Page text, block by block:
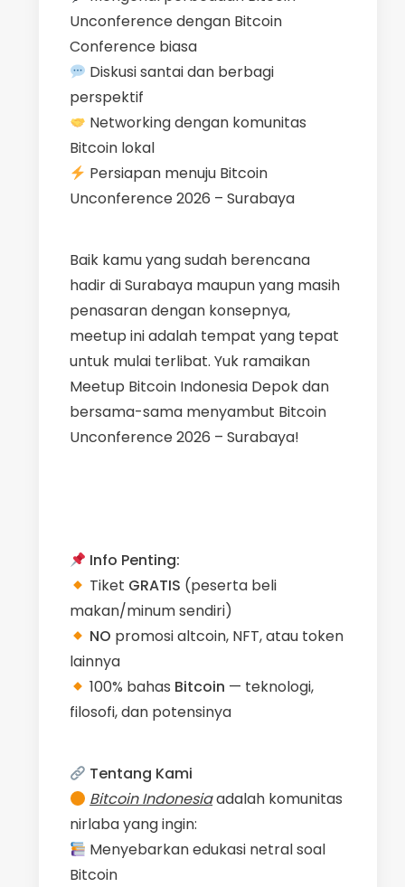
Unconference dengan Bitcoin
Conference biasa
Diskusi santai dan berbagi
perspektif
Networking dengan komunitas
Bitcoin lokal
Persiapan menuju Bitcoin
Unconference 2026 – Surabaya
​Baik kamu yang sudah berencana
hadir di Surabaya maupun yang masih
penasaran dengan konsepnya,
meetup ini adalah tempat yang tepat
untuk mulai terlibat. Yuk ramaikan
Meetup Bitcoin Indonesia Depok dan
bersama-sama menyambut Bitcoin
Unconference 2026 – Surabaya!
Info Penting:
Tiket GRATIS (peserta beli
makan/minum sendiri)
NO promosi altcoin, NFT, atau token
lainnya
100% bahas Bitcoin — teknologi,
filosofi, dan potensinya
Tentang Kami
Bitcoin Indonesiaadalah komunitas
nirlaba yang ingin:
Menyebarkan edukasi netral soal
Bitcoin